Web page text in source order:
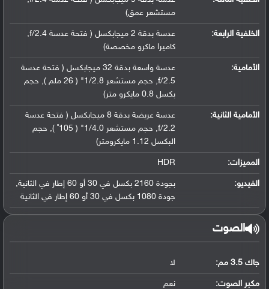
مستشعر عمق)
الخلفية الرابعة:
عدسة بدقة 2 ميجابكسل ( فتحة عدسة f/2.4,
كاميرا ماكرو مخصصة)
الأمامية:
عدسة واسعة بدقة 32 ميجابكسل ( فتحة عدسة
f/2.5, حجم مستشعر 1/2.8" ( 26 ملم ), حجم
بكسل 0.8 مايكرو متر)
الأمامية الثانية:
عدسة عريضة بدقة 8 ميجابكسل ( فتحة عدسة
f/2.2, حجم مستشعر 1/4.0" ( 105˚ ), حجم
البكسل 1.12 مايكرومتر)
المميزات: HDR
الفيديو:
بجودة 2160 بكسل في 30 أو 60 إطار في الثانية,
جودة 1080 بكسل في 30 أو 60 إطار في الثانية
الصوت
جاك 3.5 مم: لا
مكبر الصوت: نعم